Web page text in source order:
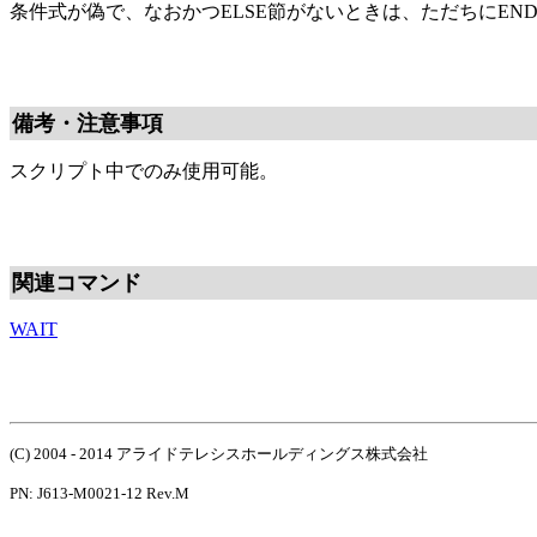
条件式が偽で、なおかつELSE節がないときは、ただちに
備考・注意事項
スクリプト中でのみ使用可能。
関連コマンド
WAIT
(C) 2004 - 2014 アライドテレシスホールディングス株式会社
PN: J613-M0021-12 Rev.M